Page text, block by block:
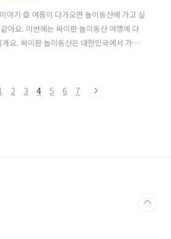
야기 🎡 여름이 다가오면 놀이동산에 가고 싶
아요. 이번에는 싸이판 놀이동산 여행에 다
요. 싸이판 놀이동산은 대한민국에서 가장
그만큼 다양한 놀이기구와 테마존, 먹거리 등
요. 높은 높이에서 내려다보니까 정말 떨리는
근두근한 마음으로 탑승하고 나니까 너무 재
2 3 4 5 6 7